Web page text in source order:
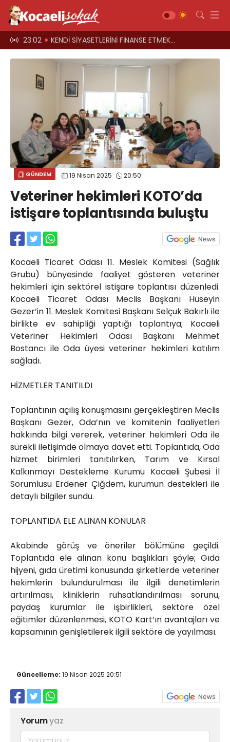
oyun 23:02 KENDİ SİYASETLERİNİ FİNANSE ETMEK İÇİN KOCAELİ'Yİ HARCIYORLAR
GÜNDEM 19 Nisan 2025 20:50
Veteriner hekimleri KOTO’da
istişare toplantısında buluştu
Kocaeli Ticaret Odası 11. Meslek Komitesi (Sağlık
Grubu) bünyesinde faaliyet gösteren veteriner
hekimleri için sektörel istişare toplantısı düzenledi.
Kocaeli Ticaret Odası Meclis Başkanı Hüseyin
Gezer’in 11. Meslek Komitesi Başkanı Selçuk Bakırlı ile
birlikte ev sahipliği yaptığı toplantıya; Kocaeli
Veteriner Hekimleri Odası Başkanı Mehmet
Bostancı ile Oda üyesi veteriner hekimleri katılım
sağladı.
HİZMETLER TANITILDI
Toplantının açılış konuşmasını gerçekleştiren Meclis
Başkanı Gezer, Oda’nın ve komitenin faaliyetleri
hakkında bilgi vererek, veteriner hekimleri Oda ile
sürekli iletişimde olmaya davet etti. Toplantıda, Oda
hizmet birimleri tanıtılırken, Tarım ve Kırsal
Kalkınmayı Destekleme Kurumu Kocaeli Şubesi İl
Sorumlusu Erdener Çiğdem, kurumun destekleri ile
detaylı bilgiler sundu.
TOPLANTIDA ELE ALINAN KONULAR
Akabinde görüş ve öneriler bölümüne geçildi.
Toplantıda ele alınan konu başlıkları şöyle; Gıda
hijyeni, gıda üretimi konusunda şirketlerde veteriner
hekimlerin bulundurulması ile ilgili denetimlerin
artırılması, kliniklerin ruhsatlandırılması sorunu,
paydaş kurumlar ile işbirlikleri, sektöre özel
eğitimler düzenlenmesi, KOTO Kart’ın avantajları ve
kapsamının genişletilerek ilgili sektöre de yayılması.
Güncelleme: 19 Nisan 2025 20:51
Yorumyaz
Siyaset
Asayiş
Ekonomi
Sağlık
Magazin
Spor
Diğer
Teknoloji
Kültür-Sanat
Akkavaklar Caddesi No:17/4 İzmit-
KOCAELİ
kocaelisokak@gmail.com